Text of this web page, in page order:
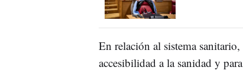
En relación al sistema
accesibilidad a la sanidad y